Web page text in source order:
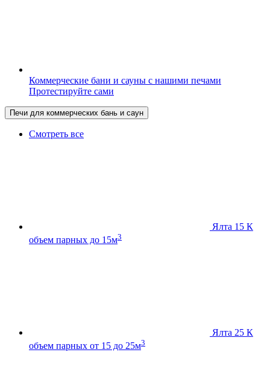
Коммерческие бани и сауны с нашими печами
Протестируйте сами
Печи для коммерческих бань и саун
Смотреть все
Ялта 15 К
объем парных до 15м3
Ялта 25 К
объем парных от 15 до 25м3